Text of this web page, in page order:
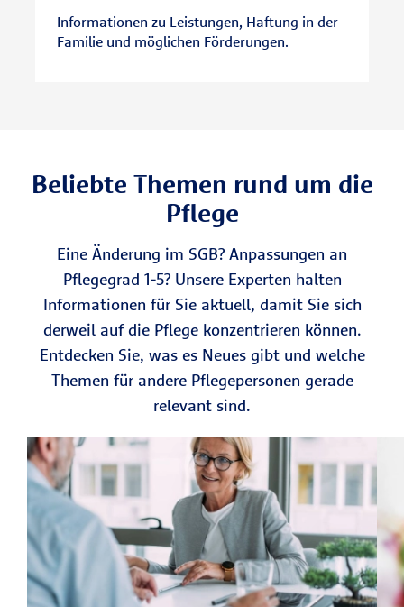
Informationen zu Leistungen, Haftung in der
Familie und möglichen Förderungen.
Beliebte Themen rund um die
Pflege
Eine Änderung im SGB? Anpassungen an
Pflegegrad 1-5? Unsere Experten halten
Informationen für Sie aktuell, damit Sie sich
derweil auf die Pflege konzentrieren können.
Entdecken Sie, was es Neues gibt und welche
Themen für andere Pflegepersonen gerade
relevant sind.